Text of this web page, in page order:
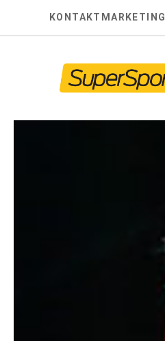
KONTAKT MARKETING